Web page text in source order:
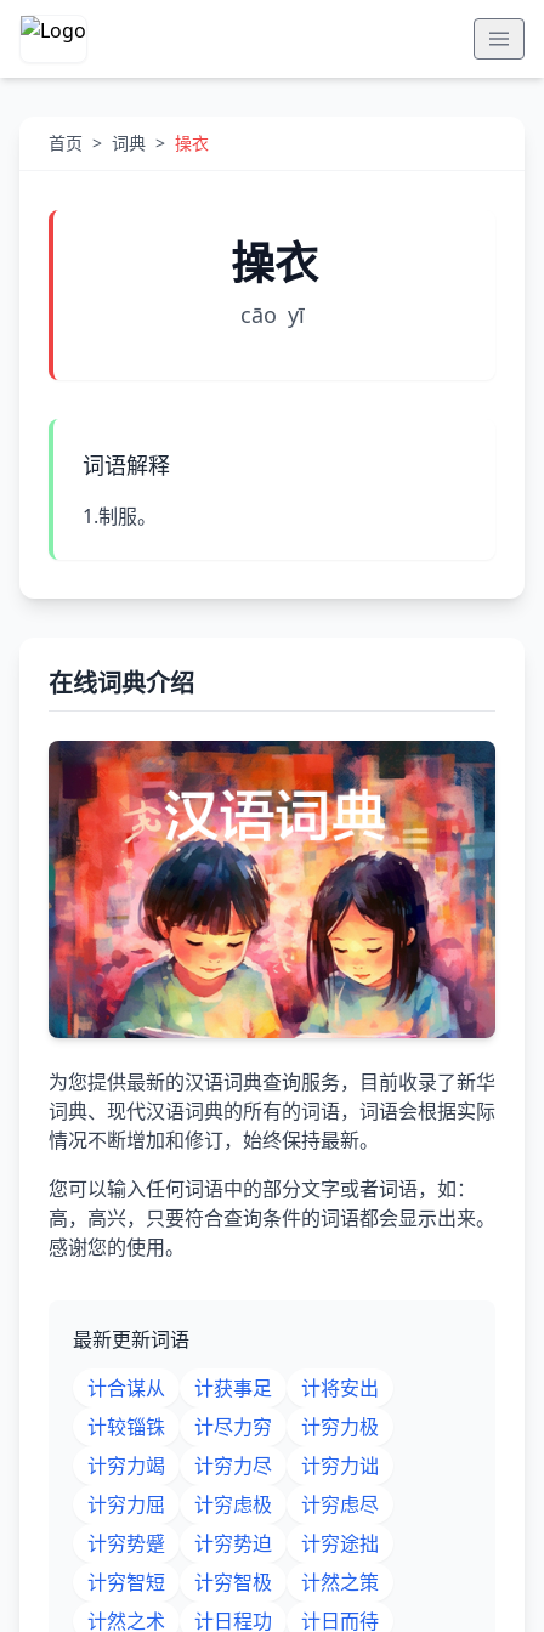
首页 > 词典 > 操衣
操衣
cāo yī
词语解释
1.制服。
在线词典介绍
为您提供最新的汉语词典查询服务，目前收录了新华
词典、现代汉语词典的所有的词语，词语会根据实际
情况不断增加和修订，始终保持最新。
您可以输入任何词语中的部分文字或者词语，如：
高，高兴，只要符合查询条件的词语都会显示出来。
感谢您的使用。
最新更新词语
计合谋从
计获事足
计将安出
计较锱铢
计尽力穷
计穷力极
计穷力竭
计穷力尽
计穷力诎
计穷力屈
计穷虑极
计穷虑尽
计穷势蹙
计穷势迫
计穷途拙
计穷智短
计穷智极
计然之策
计然之术
计日程功 计日而待